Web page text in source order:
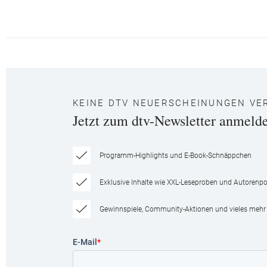
KEINE DTV NEUERSCHEINUNGEN
Jetzt zum dtv-Newsletter
Programm-Highlights und E-Book-Schnäppchen
Exklusive Inhalte wie XXL-Leseproben und
Gewinnspiele, Community-Aktionen und vieles mehr
E-Mail *